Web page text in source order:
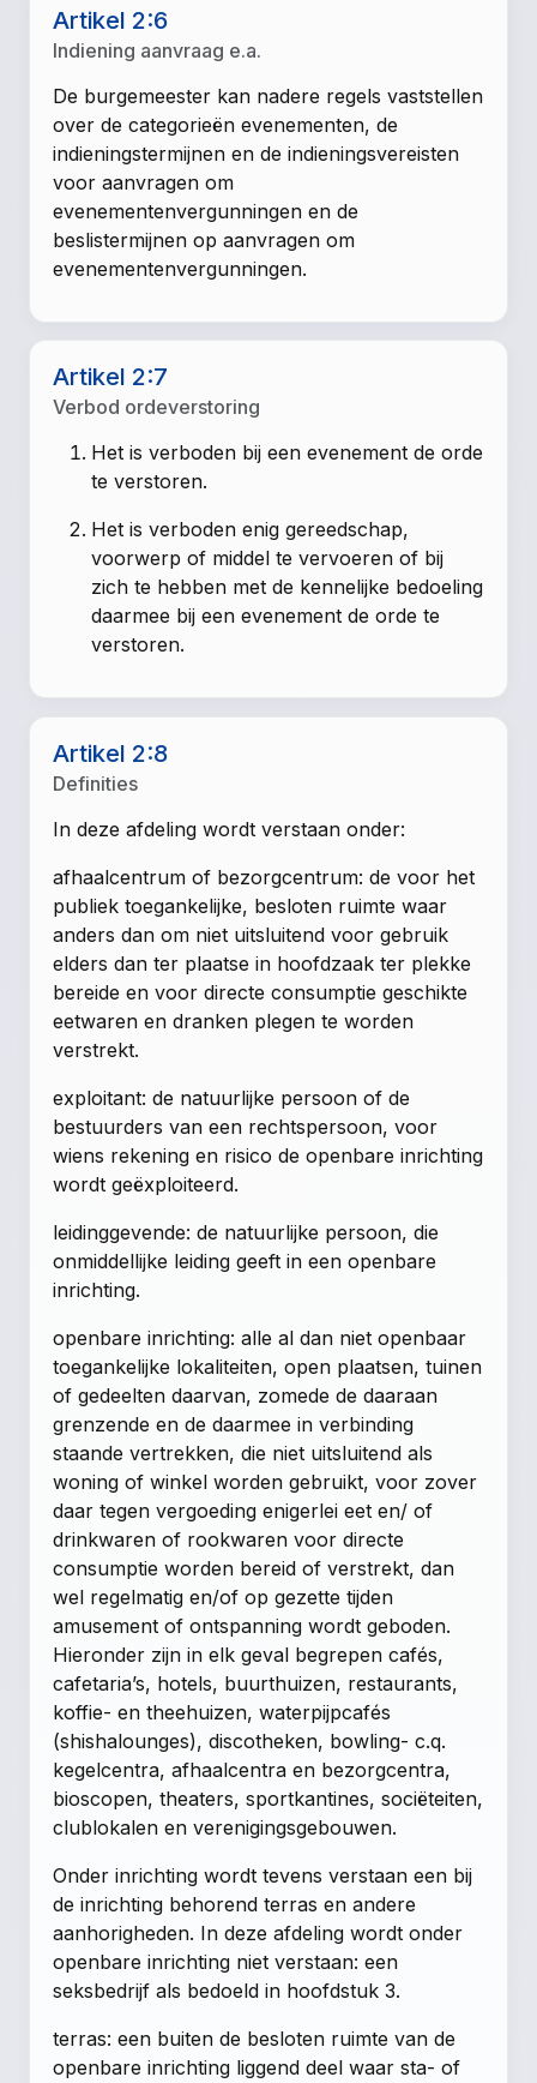
Artikel 2:6
Indiening aanvraag e.a.
De burgemeester kan nadere regels vaststellen
over de categorieën evenementen, de
indieningstermijnen en de indieningsvereisten
voor aanvragen om
evenementenvergunningen en de
beslistermijnen op aanvragen om
evenementenvergunningen.
Artikel 2:7
Verbod ordeverstoring
Het is verboden bij een evenement de orde
te verstoren.
Het is verboden enig gereedschap,
voorwerp of middel te vervoeren of bij
zich te hebben met de kennelijke bedoeling
daarmee bij een evenement de orde te
verstoren.
Artikel 2:8
Definities
In deze afdeling wordt verstaan onder:
afhaalcentrum of bezorgcentrum: de voor het
publiek toegankelijke, besloten ruimte waar
anders dan om niet uitsluitend voor gebruik
elders dan ter plaatse in hoofdzaak ter plekke
bereide en voor directe consumptie geschikte
eetwaren en dranken plegen te worden
verstrekt.
exploitant: de natuurlijke persoon of de
bestuurders van een rechtspersoon, voor
wiens rekening en risico de openbare inrichting
wordt geëxploiteerd.
leidinggevende: de natuurlijke persoon, die
onmiddellijke leiding geeft in een openbare
inrichting.
openbare inrichting: alle al dan niet openbaar
toegankelijke lokaliteiten, open plaatsen, tuinen
of gedeelten daarvan, zomede de daaraan
grenzende en de daarmee in verbinding
staande vertrekken, die niet uitsluitend als
woning of winkel worden gebruikt, voor zover
daar tegen vergoeding enigerlei eet en/ of
drinkwaren of rookwaren voor directe
consumptie worden bereid of verstrekt, dan
wel regelmatig en/of op gezette tijden
amusement of ontspanning wordt geboden.
Hieronder zijn in elk geval begrepen cafés,
cafetaria’s, hotels, buurthuizen, restaurants,
koffie- en theehuizen, waterpijpcafés
(shishalounges), discotheken, bowling- c.q.
kegelcentra, afhaalcentra en bezorgcentra,
bioscopen, theaters, sportkantines, sociëteiten,
clublokalen en verenigingsgebouwen.
Onder inrichting wordt tevens verstaan een bij
de inrichting behorend terras en andere
aanhorigheden. In deze afdeling wordt onder
openbare inrichting niet verstaan: een
seksbedrijf als bedoeld in hoofdstuk 3.
terras: een buiten de besloten ruimte van de
openbare inrichting liggend deel waar sta- of